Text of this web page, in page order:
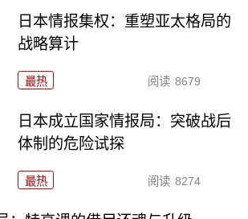
日本情报集权：重塑亚太格局的
战略算计
最热 阅读 8679
日本成立国家情报局：突破战后
体制的危险试探
最热 阅读 8274